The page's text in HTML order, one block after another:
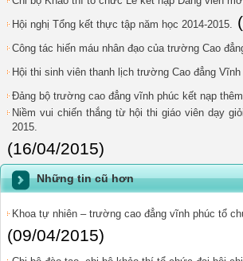
Hội nghị Tổng kết thực tập năm học 2014-2015.
Công tác hiến máu nhân đạo của trường Cao
Hội thi sinh viên thanh lịch trường Cao đẳng Vĩnh
Đảng bộ trường cao đẳng vĩnh phúc kết nạp
Niềm vui chiến thắng từ hội thi giáo viên dạy
2015.
(16/04/2015)
Những tin cũ hơn
Khoa tự nhiên – trường cao đẳng vĩnh phúc tổ
(09/04/2015)